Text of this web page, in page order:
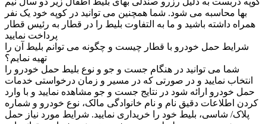
بها محاسبه می شود. شما همچنین می توانید در کوپه خود یک نفر
همراه داشته باشید و ما به التفاوت بلیط را در قطار به رئیس قطار
پرداخت نمایید
شرایط حمل خودرو با قطار چیست و چگونه می توانم بلیط آن را
تهیه نمایم؟
شما می توانید در هنگام جست و جو و نوع بلیط حمل خودرو را
انتخاب نمایید و در صورتی که در مسیر و زمان درخواستی خدمات
حمل خودرو ارائه شود در نتایج جست و جو مشاهده نمایید و با وارد
کردن اطلاعات دقیق نام و نام خانوادگی مالک، نوع خودرو و شماره
پلاک/ شاسی، بلیط خود را خریداری نمایید. شرایط مورد نیاز حمل